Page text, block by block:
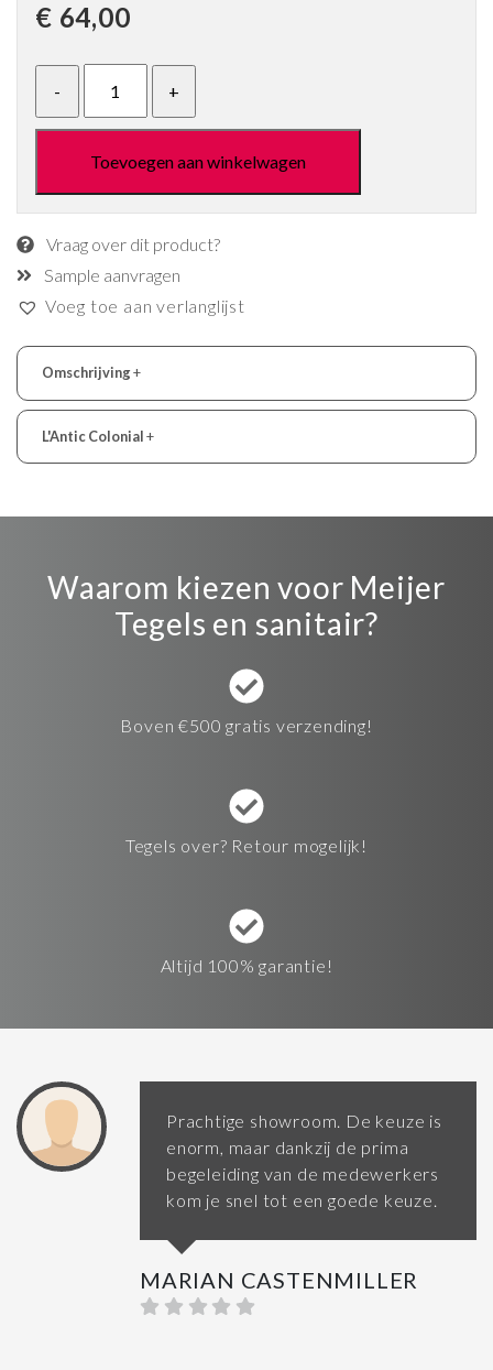
€ 64,00
Toevoegen aan winkelwagen
Vraag over dit product?
Sample aanvragen
Voeg toe aan verlanglijst
Omschrijving+
L'Antic Colonial+
Waarom kiezen voor Meijer
Tegels en sanitair?
Boven €500 gratis verzending!
Tegels over? Retour mogelijk!
Altijd 100% garantie!
Prachtige showroom. De keuze is
enorm, maar dankzij de prima
begeleiding van de medewerkers
kom je snel tot een goede keuze.
MARIAN CASTENMILLER